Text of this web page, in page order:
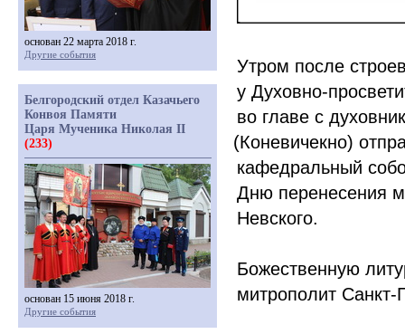
Утром после
у Духовно-
во главе с
(Коневичекно)
кафедральный
Дню перенесения
Невского.
Божественную
митрополит
основан 22 марта 2018 г.
Другие события
Белгородский отдел Казачьего
Конвоя Памяти
Царя Мученика Николая II
(233)
основан 15 июня 2018 г.
Другие события